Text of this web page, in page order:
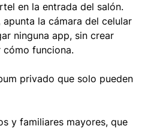
en la entrada del salón.
la cámara del celular
ninguna app, sin crear
cómo funciona.
privado que solo pueden
y familiares mayores, que